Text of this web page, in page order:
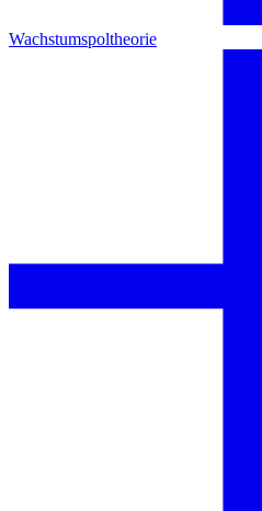
Wachstumspoltheorie